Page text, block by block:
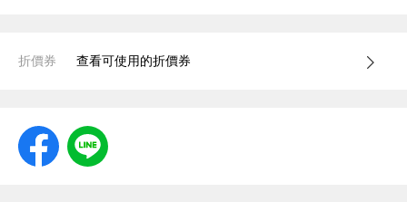
折價券 查看可使用的折價券